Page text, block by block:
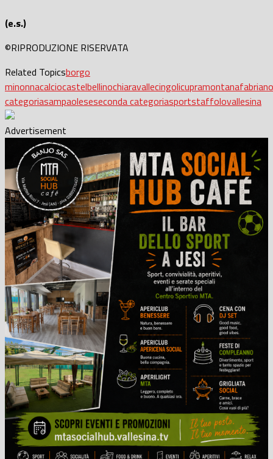
(e.s.)
©RIPRODUZIONE RISERVATA
Related Topicsborgo
minonnacalciocastelbellinochiaravallecingolicupramontanafabriano
categoriasampaoleseseconda categoriasportstaffolovallesina
Advertisement